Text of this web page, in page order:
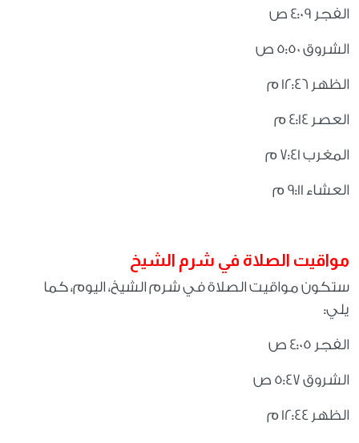
الفجر 4:09 ص
الشروق 5:50 ص
الظهر 12:46 م
العصر 4:14 م
المغرب 7:41 م
العشاء 9:11 م
مواقيت الصلاة في شرم الشيخ
ستكون مواقيت الصلاة في شرم الشيخ، اليوم، كما
يلي:
الفجر 4:05 ص
الشروق 5:47 ص
الظهر 12:44 م